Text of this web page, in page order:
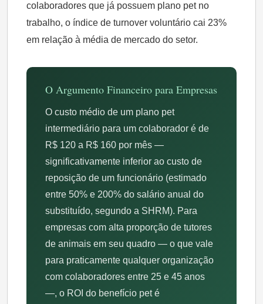
colaboradores que já possuem plano pet no
trabalho, o índice de turnover voluntário cai 23%
em relação à média de mercado do setor.
O Argumento Financeiro para Empresas
O custo médio de um plano pet
intermediário para um colaborador é de
R$ 120 a R$ 160 por mês —
significativamente inferior ao custo de
reposição de um funcionário (estimado
entre 50% e 200% do salário anual do
substituído, segundo a SHRM). Para
empresas com alta proporção de tutores
de animais em seu quadro — o que vale
para praticamente qualquer organização
com colaboradores entre 25 e 45 anos
—, o ROI do benefício pet é